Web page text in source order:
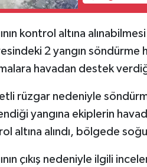
kontrol altına
2 yangın söndürme
havadan destek
rüzgar nedeniyle
yangına ekiplerin
altına alındı, bölgede
çıkış nedeniyle ilgili